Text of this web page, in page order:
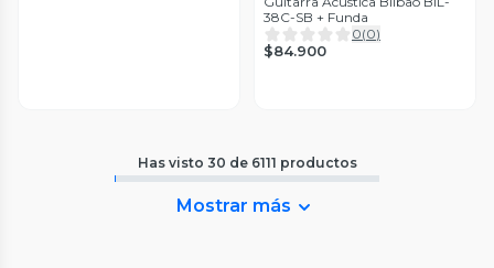
38C-SB + Funda
0(0)
$84.900
Has visto 30 de 6111 productos
Mostrar más